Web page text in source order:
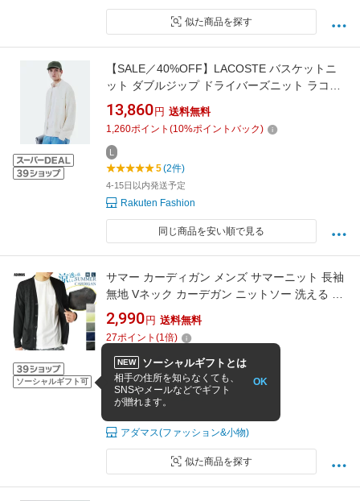
似た商品を探す
【SALE／40%OFF】LACOSTE バスケットニ
ット ダブルジップ ドライバーズニット ラコス
テ トップス カーディガン ホワイト ネイビー グ
リーン ブルー ブラック【送料無料】
13,860 円 送料無料
1,260ポイント (10%ポイントバック)
L
5(2件)
4-15日以内発送予定
Rakuten Fashion
同じ商品を安い順で見る
ソーシャルギフト可
サマー カーディガン メンズ サマーニット 長袖
無地 Vネック カーデガン ニットソー 洗える 透
け感 涼しい 薄手 夏用 羽織り 春 夏 秋 UV対策
冷房対策 海 リゾート 旅行 レジャー おしゃれ
レーヨン 黒 紺 春夏
2,990 円 送料無料
27ポイント (1倍)
M L LL
4.47 (19件)
アダマス(ファッション&小物)
似た商品を探す
NEW ソーシャルギフトとは
相手の住所を知らなくても、
SNSやメールなどでギフト
が贈れます。
OK